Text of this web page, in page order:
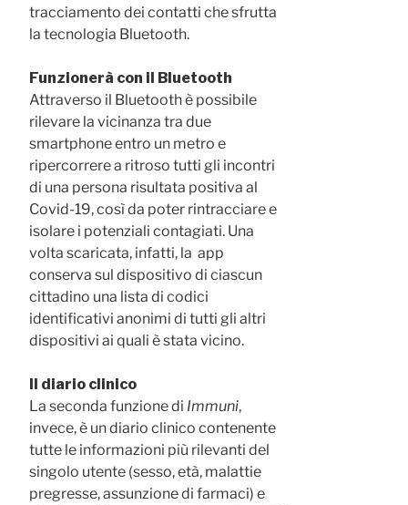
tracciamento dei contatti che sfrutta
la tecnologia Bluetooth.
Funzionerà con il Bluetooth
Attraverso il Bluetooth è possibile
rilevare la vicinanza tra due
smartphone entro un metro e
ripercorrere a ritroso tutti gli incontri
di una persona risultata positiva al
Covid-19, così da poter rintracciare e
isolare i potenziali contagiati. Una
volta scaricata, infatti, la app
conserva sul dispositivo di ciascun
cittadino una lista di codici
identificativi anonimi di tutti gli altri
dispositivi ai quali è stata vicino.
Il diario clinico
La seconda funzione di Immuni,
invece, è un diario clinico contenente
tutte le informazioni più rilevanti del
singolo utente (sesso, età, malattie
pregresse, assunzione di farmaci) e